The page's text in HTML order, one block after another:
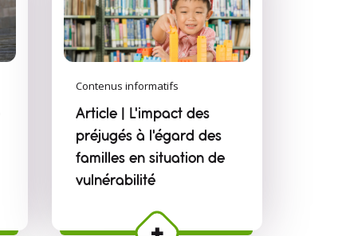
Contenus informatifs
Article | L'impact des
préjugés à l'égard des
familles en situation de
vulnérabilité